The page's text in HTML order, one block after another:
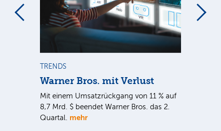
TRENDS
Warner Bros. mit Verlust
Mit einem Umsatzrückgang von 11 % auf
8,7 Mrd. $ beendet Warner Bros. das 2.
Quartal. mehr